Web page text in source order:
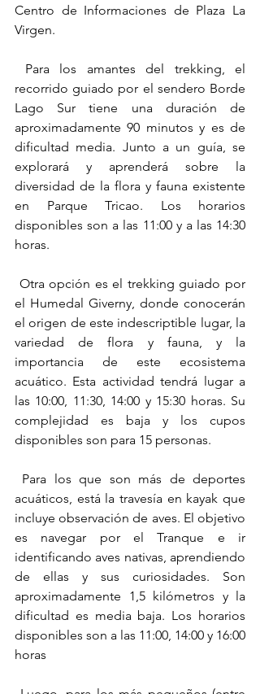
Centro de Informaciones de Plaza La
Virgen.
​ Para los amantes del trekking, el
recorrido guiado por el sendero Borde
Lago Sur tiene una duración de
aproximadamente 90 minutos y es de
dificultad media. Junto a un guía, se
explorará y aprenderá sobre la
diversidad de la flora y fauna existente
en Parque Tricao. Los horarios
disponibles son a las 11:00 y a las 14:30
horas.
​ Otra opción es el trekking guiado por
el Humedal Giverny, donde conocerán
el origen de este indescriptible lugar, la
variedad de flora y fauna, y la
importancia de este ecosistema
acuático. Esta actividad tendrá lugar a
las 10:00, 11:30, 14:00 y 15:30 horas. Su
complejidad es baja y los cupos
disponibles son para 15 personas.
​ Para los que son más de deportes
acuáticos, está la travesía en kayak que
incluye observación de aves. El objetivo
es navegar por el Tranque e ir
identificando aves nativas, aprendiendo
de ellas y sus curiosidades. Son
aproximadamente 1,5 kilómetros y la
dificultad es media baja. Los horarios
disponibles son a las 11:00, 14:00 y 16:00
horas